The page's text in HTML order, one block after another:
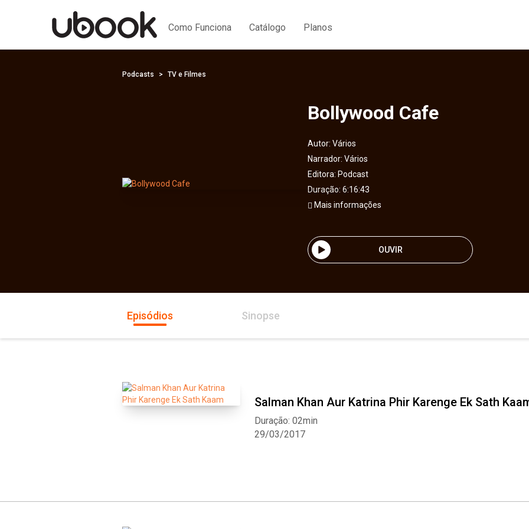
Como Funciona Catálogo Planos
Podcasts TV e Filmes
Bollywood Cafe
Autor: Vários
Narrador: Vários
Editora: Podcast
Duração: 6:16:43
Mais informações
OUVIR
Episódios Sinopse
Salman Khan Aur Katrina Phir Karenge Ek Sath
29/03/2017
Duração: 02min